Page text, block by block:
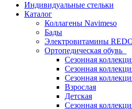
Индивидуальные стельки
Каталог
Коллагены Navimeso
Бады
Электровитамины
Ортопедическая обувь
Сезонная
Сезонная
Сезонная
Взрослая
Детская
Сезонная